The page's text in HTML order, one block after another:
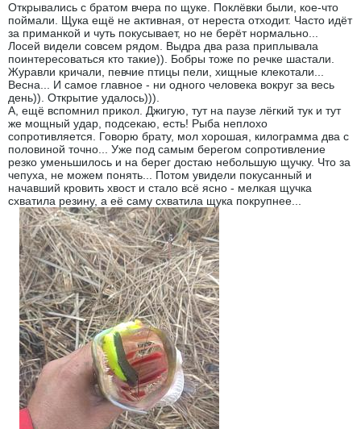
Открывались с братом вчера по щуке. Поклёвки были, кое-что
поймали. Щука ещё не активная, от нереста отходит. Часто идёт
за приманкой и чуть покусывает, но не берёт нормально...
Лосей видели совсем рядом. Выдра два раза приплывала
поинтересоваться кто такие)). Бобры тоже по речке шастали.
Журавли кричали, певчие птицы пели, хищные клекотали...
Весна... И самое главное - ни одного человека вокруг за весь
день)). Открытие удалось))).
А, ещё вспомнил прикол. Джигую, тут на паузе лёгкий тук и тут
же мощный удар, подсекаю, есть! Рыба неплохо
сопротивляется. Говорю брату, мол хорошая, килограмма два с
половиной точно... Уже под самым берегом сопротивление
резко уменьшилось и на берег достаю небольшую щучку. Что за
чепуха, не можем понять... Потом увидели покусанный и
начавший кровить хвост и стало всё ясно - мелкая щучка
схватила резину, а её саму схватила щука покрупнее...